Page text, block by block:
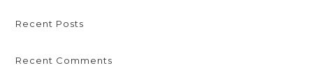
Recent Posts
Recent Comments